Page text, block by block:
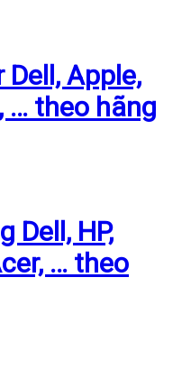
Apple,
… theo hãng
Dell, HP,
… theo